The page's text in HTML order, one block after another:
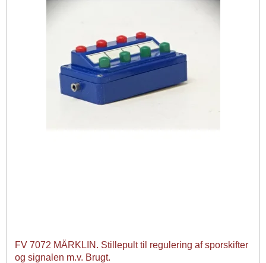
FV 7072 MÄRKLIN. Stillepult til regulering af sporskifter
og signalen m.v. Brugt.